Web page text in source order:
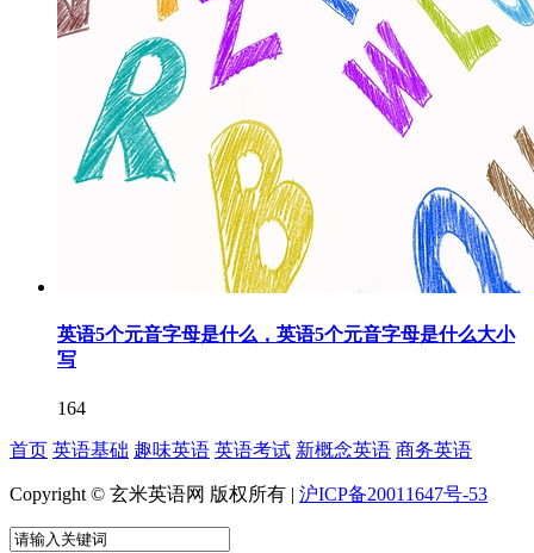
英语5个元音字母是什么，英语5个元音字母是什么大小
写
164
首页 英语基础 趣味英语 英语考试 新概念英语 商务英语
Copyright © 玄米英语网 版权所有 | 沪ICP备20011647号-53